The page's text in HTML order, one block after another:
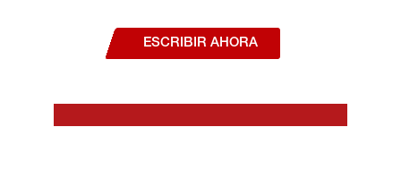
ESCRIBIR AHORA